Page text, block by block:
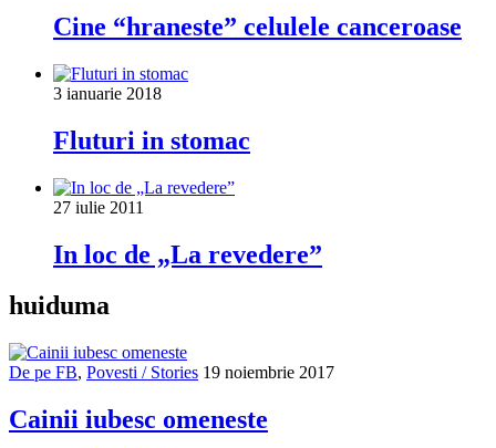
Cine “hraneste” celulele canceroase
3 ianuarie 2018
Fluturi in stomac
27 iulie 2011
In loc de „La revedere”
huiduma
De pe FB, Povesti / Stories 19 noiembrie 2017
Cainii iubesc omeneste